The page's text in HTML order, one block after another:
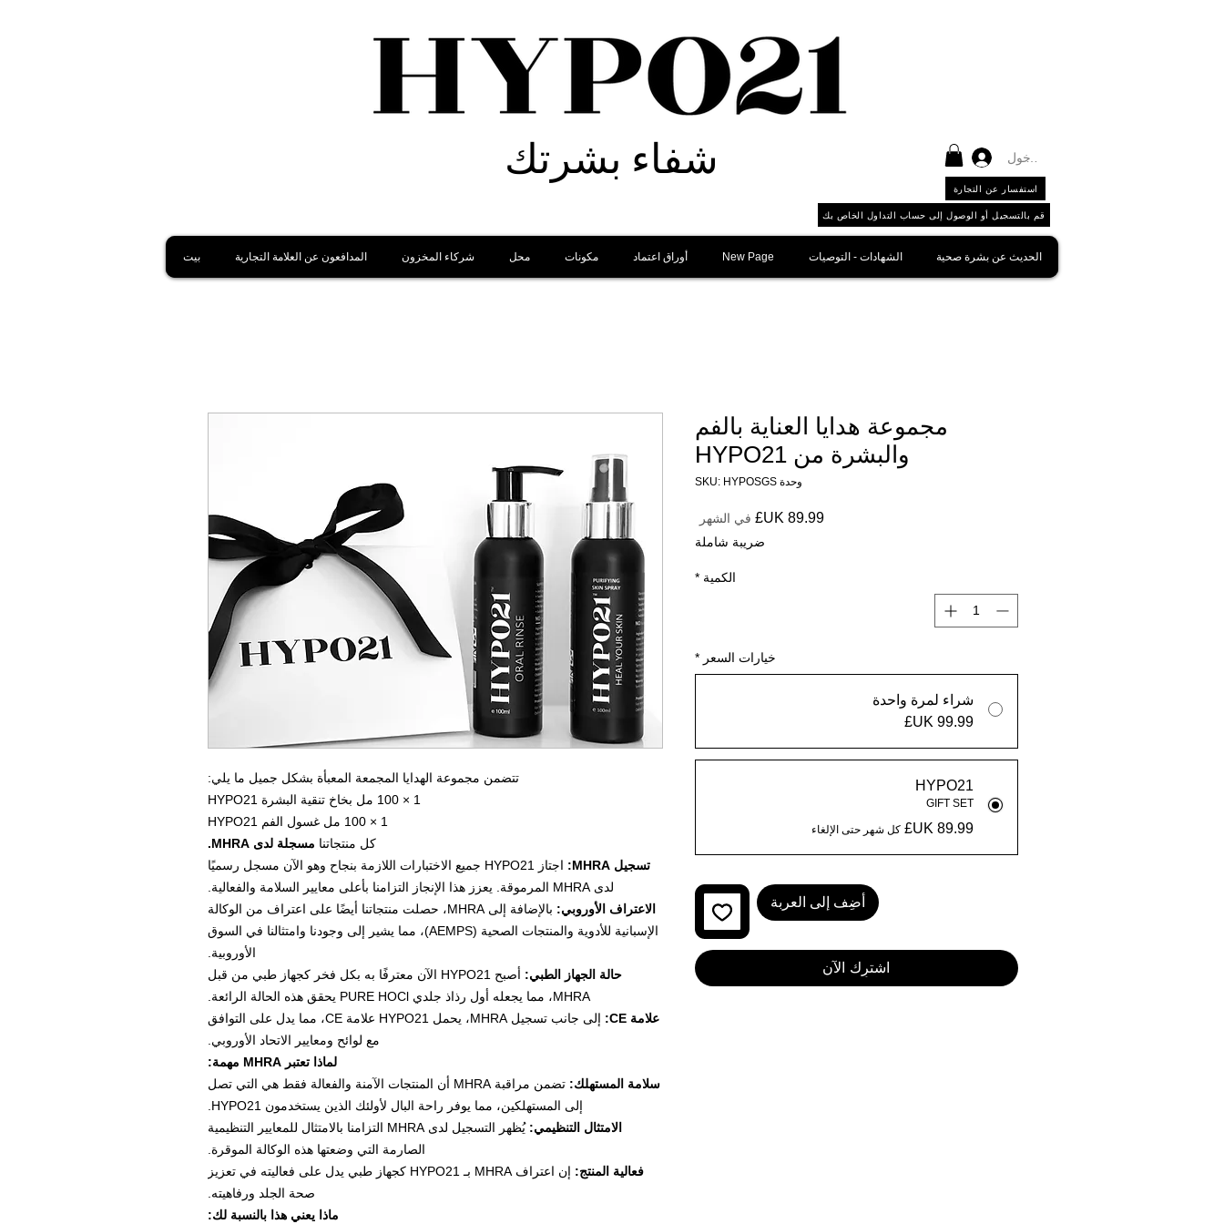
شفاء بشرتك تسجيل الدخول
استفسار عن التجارة
قم بالتسجيل أو الوصول إلى حساب التداول الخاص بك
بيت المدافعون عن العلامة التجارية شركاء المخزون محل مكونات أوراق اعتماد New Page الشهادات - التوصيات الحديث عن بشرة صحية
تتضمن مجموعة الهدايا المجمعة المعبأة بشكل جميل ما يلي:
1 × 100 مل بخاخ تنقية البشرة HYPO21
1 × 100 مل غسول الفم HYPO21
كل منتجاتنا مسجلة لدى MHRA.
تسجيل MHRA:
اجتاز HYPO21 جميع الاختبارات اللازمة بنجاح وهو الآن مسجل رسميًا
لدى MHRA المرموقة. يعزز هذا الإنجاز التزامنا بأعلى معايير السلامة والفعالية.
الاعتراف الأوروبي:
بالإضافة إلى MHRA، حصلت منتجاتنا أيضًا على اعتراف من الوكالة
الإسبانية للأدوية والمنتجات الصحية (AEMPS)، مما يشير إلى وجودنا وامتثالنا في السوق
الأوروبية.
حالة الجهاز الطبي:
أصبح HYPO21 الآن معترفًا به بكل فخر كجهاز طبي من قبل
MHRA، مما يجعله أول رذاذ جلدي PURE HOCl يحقق هذه الحالة الرائعة.
علامة CE:
إلى جانب تسجيل MHRA، يحمل HYPO21 علامة CE، مما يدل على التوافق
مع لوائح ومعايير الاتحاد الأوروبي.
لماذا تعتبر MHRA مهمة:
سلامة المستهلك:
تضمن مراقبة MHRA أن المنتجات الآمنة والفعالة فقط هي التي تصل
إلى المستهلكين، مما يوفر راحة البال لأولئك الذين يستخدمون HYPO21.
الامتثال التنظيمي:
يُظهر التسجيل لدى MHRA التزامنا بالامتثال للمعايير التنظيمية
الصارمة التي وضعتها هذه الوكالة الموقرة.
فعالية المنتج:
إن اعتراف MHRA بـ HYPO21 كجهاز طبي يدل على فعاليته في تعزيز
صحة الجلد ورفاهيته.
ماذا يعني هذا بالنسبة لك:
مجموعة هدايا العناية بالفم
والبشرة من HYPO21
وحدة SKU: HYPOSGS
‏89.99 UK£ السعر
في الشهر
ضريبة شاملة
الكمية *
خيارات السعر *
شراء لمرة واحدة
‏99.99 UK£
HYPO21
GIFT SET
‏89.99 UK£ كل شهر حتى الإلغاء
أضِف إلى العربة
اشترِك الآن